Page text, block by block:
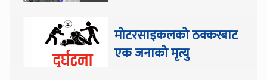
मोटरसाइकलको ठक्करबाट
एक जनाको मृत्यु